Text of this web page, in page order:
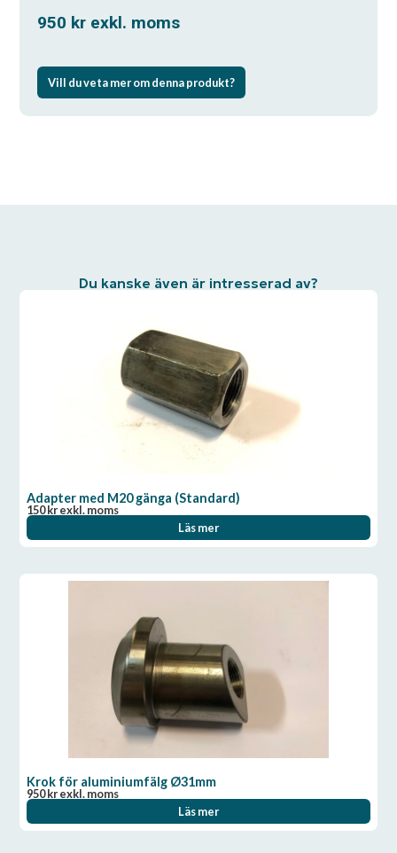
950 kr exkl. moms
Vill du veta mer om denna produkt?
Du kanske även är intresserad av?
Adapter med M20 gänga (Standard)
150krexkl. moms
Läs mer
Krok för aluminiumfälg Ø31mm
950krexkl. moms
Läs mer